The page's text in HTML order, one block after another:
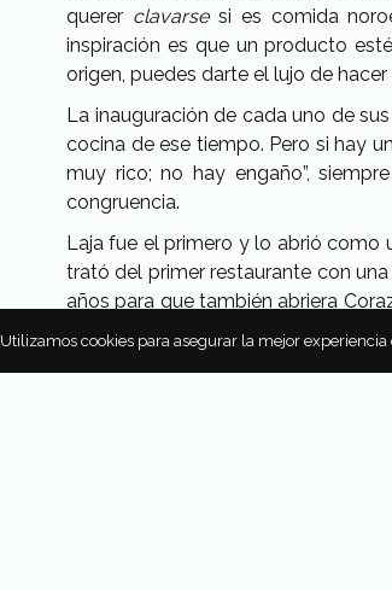
querer clavarse si es comida
inspiración es que un producto
origen, puedes darte el lujo de
La inauguración de cada uno de
cocina de ese tiempo. Pero si hay
muy rico; no hay engaño”,
congruencia.
Laja fue el primero y lo abrió como
trató del primer restaurante con
años para que también abriera
aquellos tiempos. “Se van a cansar
Hubo momentos difíciles, tanto
Utilizamos cookies para asegurar la mejor